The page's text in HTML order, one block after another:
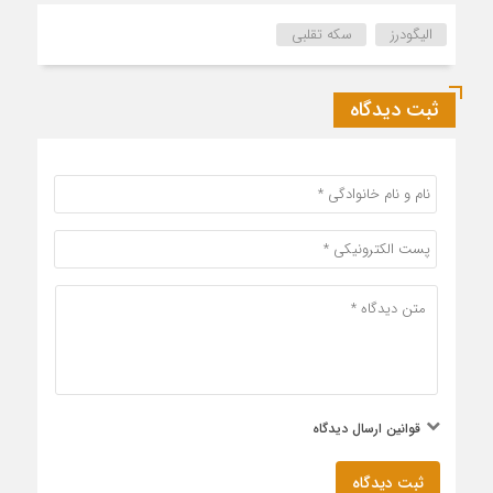
الیگودرز سکه تقلبی
ثبت دیدگاه
قوانین ارسال دیدگاه
ثبت دیدگاه